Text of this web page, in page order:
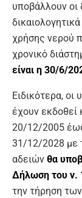
υποβάλλουν οι
χρήσης νερού
χρονικό
είναι η 30/6/
Ειδικότερα,
έχουν εκδοθεί
20/12/2005
31/12/2028 με
αδειών θα
Δήλωση του ν.
την τήρηση